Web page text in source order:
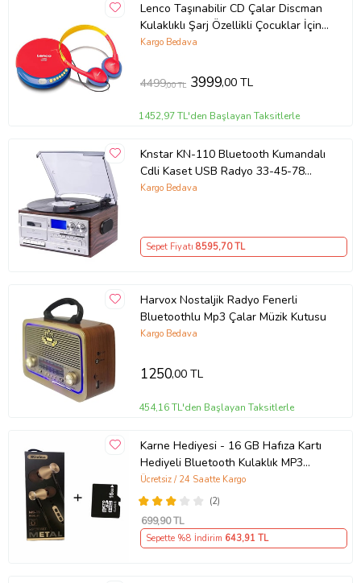
Lenco Taşınabilir CD Çalar Discman
Kulaklıklı Şarj Özellikli Çocuklar İçin
CD-021 KIDS (Kırmızı-Mavi)
Kargo Bedava
4499,00 TL 3999,00 TL
1452,97 TL'den Başlayan Taksitlerle
Knstar KN-110 Bluetooth Kumandalı
Cdli Kaset USB Radyo 33-45-78
Plaklar Çalar Pikap
Kargo Bedava
Sepet Fiyatı 8595,70 TL
Harvox Nostaljik Radyo Fenerli
Bluetoothlu Mp3 Çalar Müzik Kutusu
Kargo Bedava
1250,00 TL
454,16 TL'den Başlayan Taksitlerle
Karne Hediyesi - 16 GB Hafıza Kartı
Hediyeli Bluetooth Kulaklık MP3
Çalar (Altın)
(2)
Ücretsiz / 24 Saatte Kargo
699,90 TL
Sepette %8 İndirim 643,91 TL